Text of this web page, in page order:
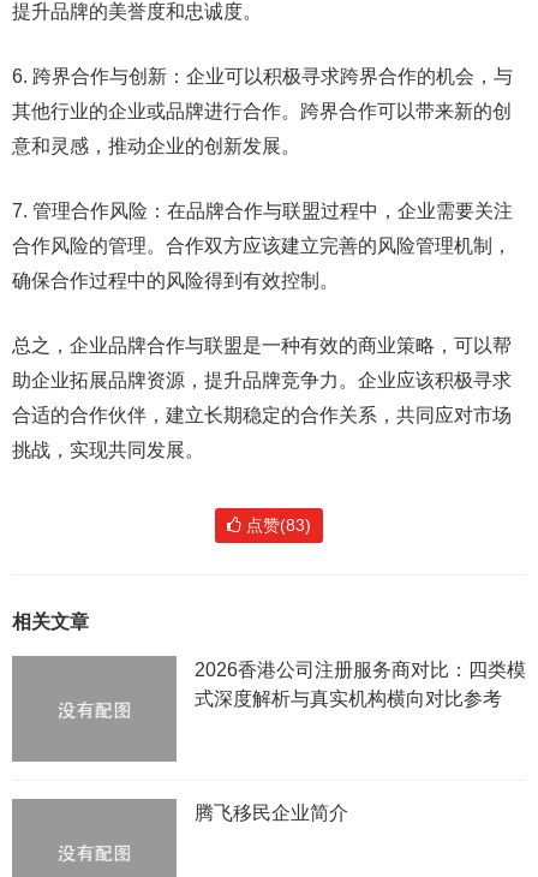
提升品牌的美誉度和忠诚度。
6. 跨界合作与创新：企业可以积极寻求跨界合作的机会，与
其他行业的企业或品牌进行合作。跨界合作可以带来新的创
意和灵感，推动企业的创新发展。
7. 管理合作风险：在品牌合作与联盟过程中，企业需要关注
合作风险的管理。合作双方应该建立完善的风险管理机制，
确保合作过程中的风险得到有效控制。
总之，企业品牌合作与联盟是一种有效的商业策略，可以帮
助企业拓展品牌资源，提升品牌竞争力。企业应该积极寻求
合适的合作伙伴，建立长期稳定的合作关系，共同应对市场
挑战，实现共同发展。
点赞(83)
相关文章
2026香港公司注册服务商对比：四类模
式深度解析与真实机构横向对比参考
腾飞移民企业简介